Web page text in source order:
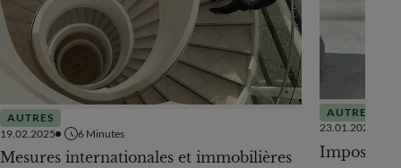
AUTRES
19.02.2025
6 Minutes
Mesures internationales et immobilières
AUTRES
23.01.2025
Imposition